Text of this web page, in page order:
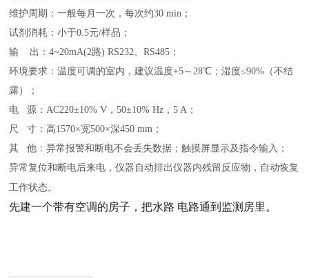
维护周期：一般每月一次，每次约30 min；
试剂消耗：小于0.5元/样品；
输 出：4~20mA(2路) RS232、RS485；
环境要求：温度可调的室内，建议温度+5～28℃；湿度≤90%（不结
露）；
电 源：AC220±10% V，50±10% Hz，5 A；
尺 寸：高1570×宽500×深450 mm；
其 他：异常报警和断电不会丢失数据；触摸屏显示及指令输入；
异常复位和断电后来电，仪器自动排出仪器内残留反应物，自动恢复
工作状态。
先建一个带有空调的房子，把水路 电路通到监测房里。